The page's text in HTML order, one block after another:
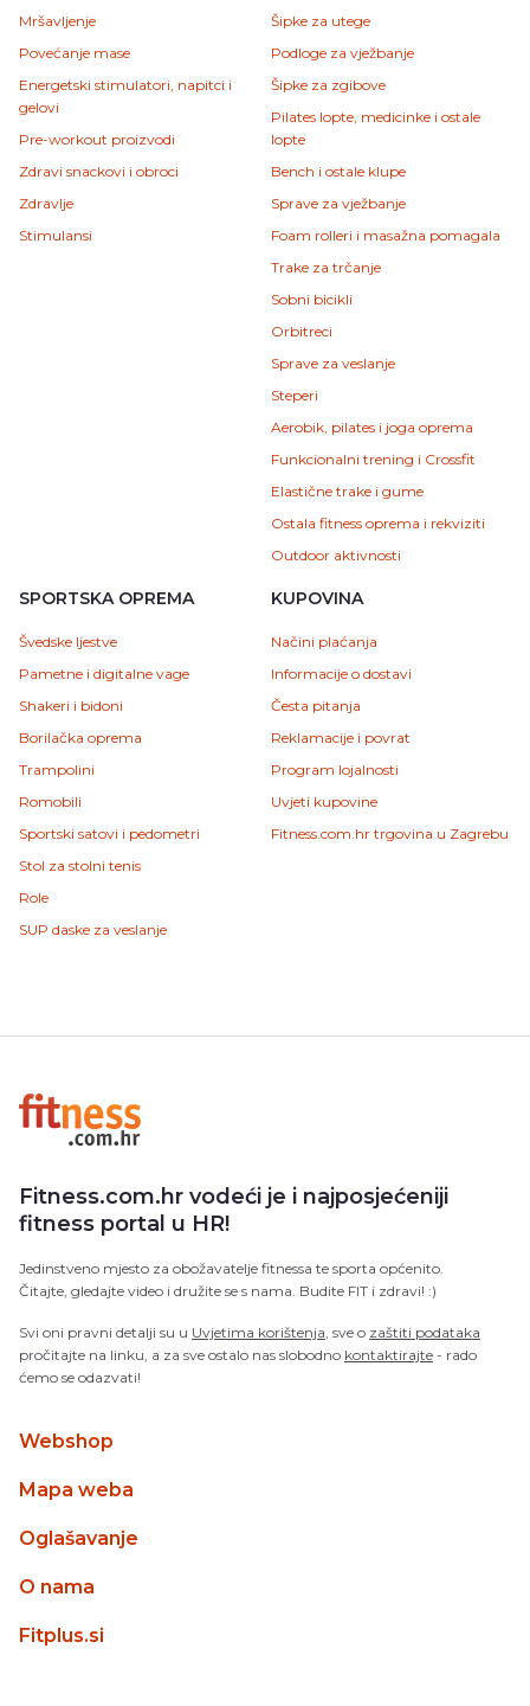
Mršavljenje
Povećanje mase
Energetski stimulatori, napitci i
gelovi
Pre-workout proizvodi
Zdravi snackovi i obroci
Zdravlje
Stimulansi
Šipke za utege
Podloge za vježbanje
Šipke za zgibove
Pilates lopte, medicinke i ostale
lopte
Bench i ostale klupe
Sprave za vježbanje
Foam rolleri i masažna pomagala
Trake za trčanje
Sobni bicikli
Orbitreci
Sprave za veslanje
Steperi
Aerobik, pilates i joga oprema
Funkcionalni trening i Crossfit
Elastične trake i gume
Ostala fitness oprema i rekviziti
Outdoor aktivnosti
SPORTSKA OPREMA
Švedske ljestve
Pametne i digitalne vage
Shakeri i bidoni
Borilačka oprema
Trampolini
Romobili
Sportski satovi i pedometri
Stol za stolni tenis
Role
SUP daske za veslanje
KUPOVINA
Načini plaćanja
Informacije o dostavi
Česta pitanja
Reklamacije i povrat
Program lojalnosti
Uvjeti kupovine
Fitness.com.hr trgovina u Zagrebu
Fitness.com.hr vodeći je i najposjećeniji
fitness portal u HR!
Jedinstveno mjesto za obožavatelje fitnessa te sporta općenito.
Čitajte, gledajte video i družite se s nama. Budite FIT i zdravi! :)
Svi oni pravni detalji su u Uvjetima korištenja, sve o zaštiti podataka
pročitajte na linku, a za sve ostalo nas slobodno kontaktirajte - rado
ćemo se odazvati!
Webshop
Mapa weba
Oglašavanje
O nama
Fitplus.si